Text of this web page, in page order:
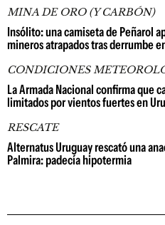
MINA DE ORO (Y CARBÓN)
Insólito: una camiseta de Peñarol
mineros atrapados tras derrumbe
CONDICIONES
La Armada Nacional confirma que
limitados por vientos fuertes en
RESCATE
Alternatus Uruguay rescató una
Palmira: padecía hipotermia